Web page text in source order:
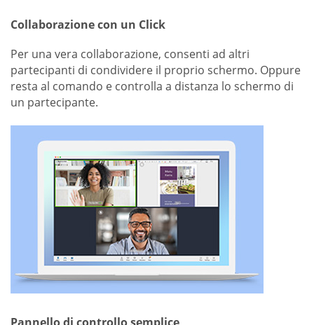
Collaborazione con un Click
Per una vera collaborazione, consenti ad altri
partecipanti di condividere il proprio schermo. Oppure
resta al comando e controlla a distanza lo schermo di
un partecipante.